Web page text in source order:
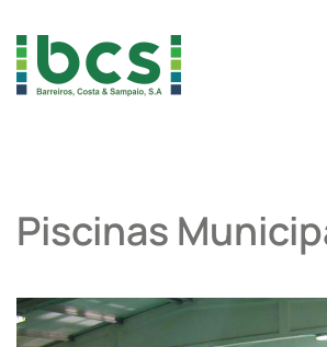
Skip to main content
Piscinas